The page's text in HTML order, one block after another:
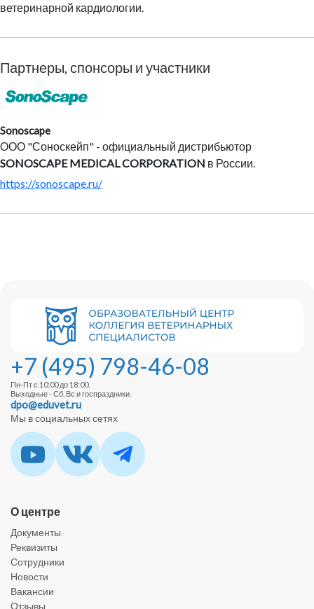
ветеринарной кардиологии.
Партнеры, спонсоры и участники
Sonoscape
ООО "Соноскейп" - официальный дистрибьютор
SONOSCAPE MEDICAL CORPORATION в России.
https://sonoscape.ru/
+7 (495) 798-46-08
Пн-Пт с 10:00 до 18:00.
Выходные - Сб, Вс и госпраздники.
dpo@eduvet.ru
Мы в социальных сетях
О центре
Документы
Реквизиты
Сотрудники
Новости
Вакансии
Отзывы